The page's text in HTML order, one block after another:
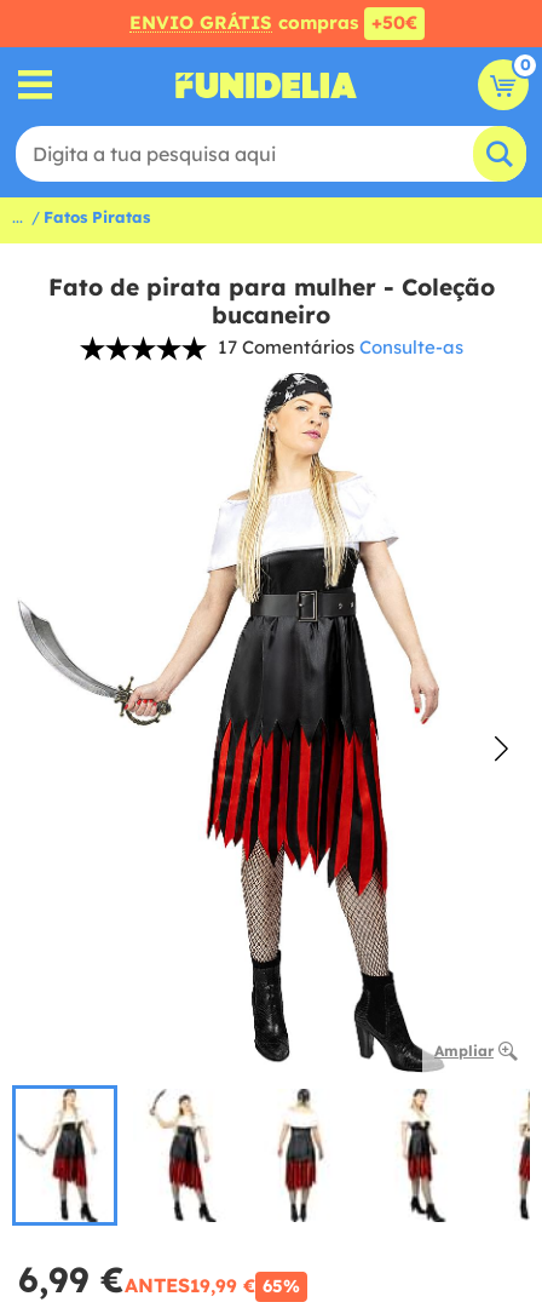
ENVIO GRÁTIS compras +50€
0
... Fatos Piratas
Fato de pirata para mulher - Coleção
bucaneiro
17 Comentários Consulte-as
Ampliar
6,99 €ANTES19,99 € 65%